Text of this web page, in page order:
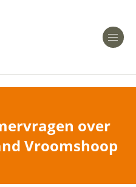
over
Vroomshoop